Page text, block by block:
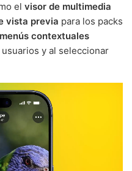
el visor de multimedia
vista previa para los packs
menús contextuales
y al seleccionar